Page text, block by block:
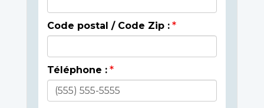
Code postal / Code Zip :
Téléphone :